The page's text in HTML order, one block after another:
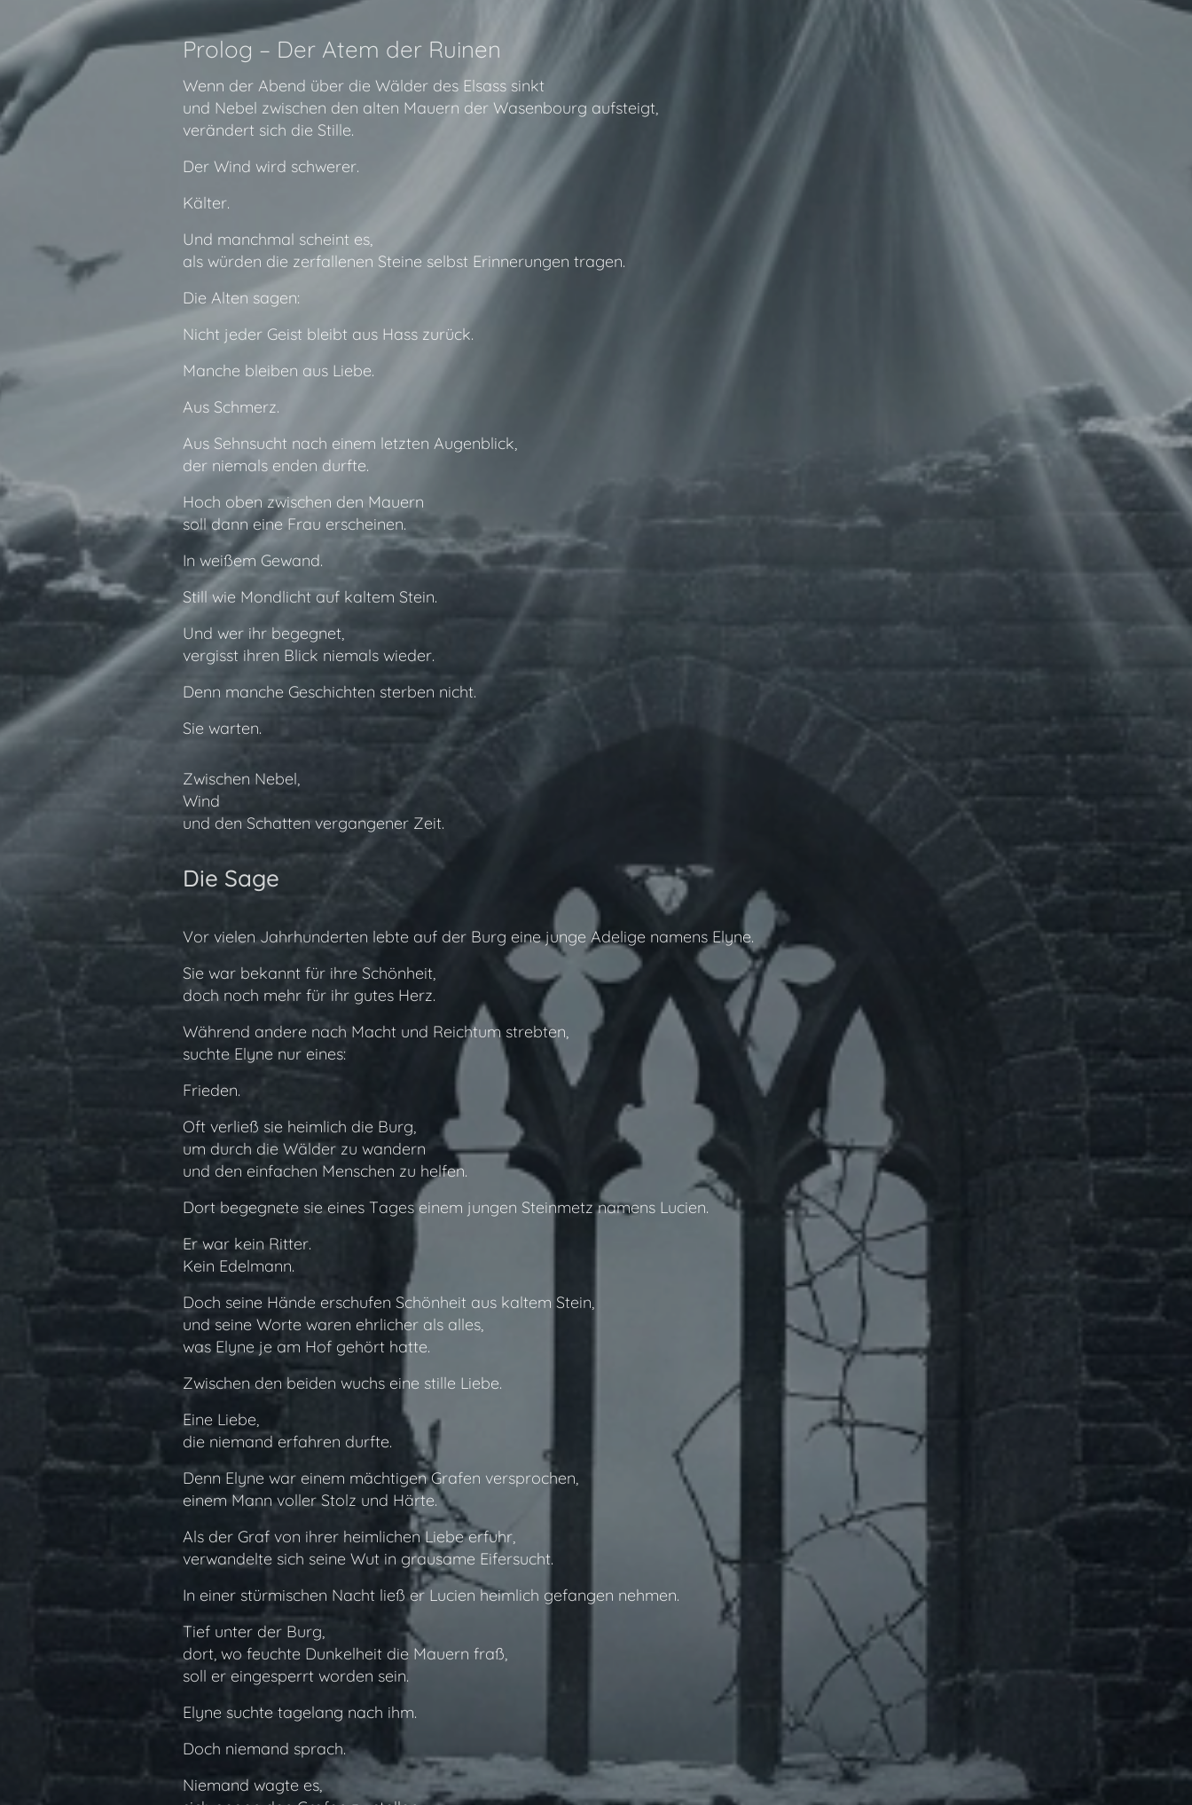
Prolog – Der Atem der Ruinen
Wenn der Abend über die Wälder des Elsass sinkt
und Nebel zwischen den alten Mauern der Wasenbourg aufsteigt,
verändert sich die Stille.
Der Wind wird schwerer.
Kälter.
Und manchmal scheint es,
als würden die zerfallenen Steine selbst Erinnerungen tragen.
Die Alten sagen:
Nicht jeder Geist bleibt aus Hass zurück.
Manche bleiben aus Liebe.
Aus Schmerz.
Aus Sehnsucht nach einem letzten Augenblick,
der niemals enden durfte.
Hoch oben zwischen den Mauern
soll dann eine Frau erscheinen.
In weißem Gewand.
Still wie Mondlicht auf kaltem Stein.
Und wer ihr begegnet,
vergisst ihren Blick niemals wieder.
Denn manche Geschichten sterben nicht.
Sie warten.
Zwischen Nebel,
Wind
und den Schatten vergangener Zeit.
Die Sage
Vor vielen Jahrhunderten lebte auf der Burg eine junge Adelige namens Elyne.
Sie war bekannt für ihre Schönheit,
doch noch mehr für ihr gutes Herz.
Während andere nach Macht und Reichtum strebten,
suchte Elyne nur eines:
Frieden.
Oft verließ sie heimlich die Burg,
um durch die Wälder zu wandern
und den einfachen Menschen zu helfen.
Dort begegnete sie eines Tages einem jungen Steinmetz namens Lucien.
Er war kein Ritter.
Kein Edelmann.
Doch seine Hände erschufen Schönheit aus kaltem Stein,
und seine Worte waren ehrlicher als alles,
was Elyne je am Hof gehört hatte.
Zwischen den beiden wuchs eine stille Liebe.
Eine Liebe,
die niemand erfahren durfte.
Denn Elyne war einem mächtigen Grafen versprochen,
einem Mann voller Stolz und Härte.
Als der Graf von ihrer heimlichen Liebe erfuhr,
verwandelte sich seine Wut in grausame Eifersucht.
In einer stürmischen Nacht ließ er Lucien heimlich gefangen nehmen.
Tief unter der Burg,
dort, wo feuchte Dunkelheit die Mauern fraß,
soll er eingesperrt worden sein.
Elyne suchte tagelang nach ihm.
Doch niemand sprach.
Niemand wagte es,